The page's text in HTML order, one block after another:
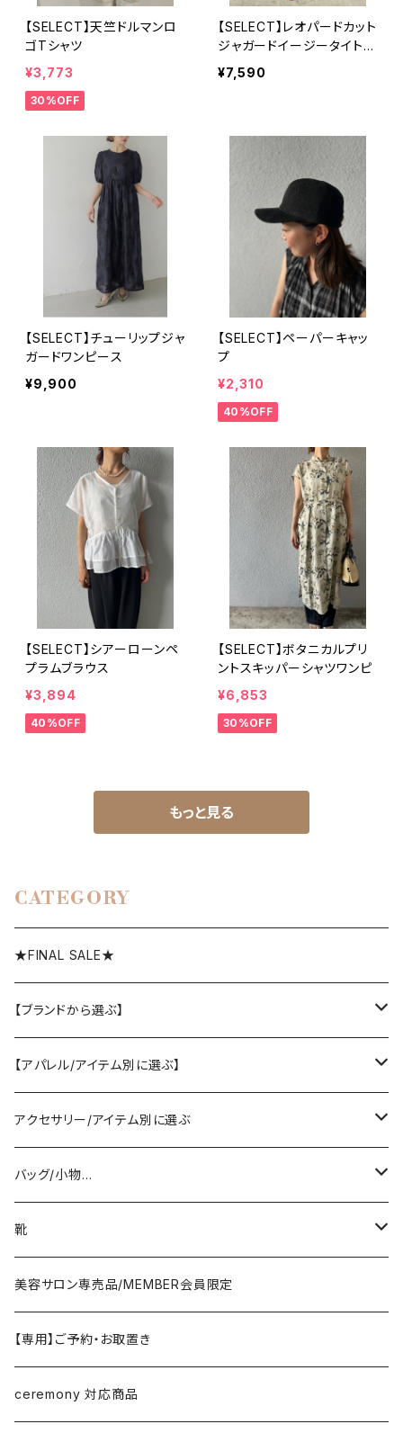
【SELECT】天竺ドルマンロ
ゴTシャツ
¥3,773
30%OFF
【SELECT】レオパードカット
ジャガードイージータイトス
カート
¥7,590
【SELECT】チューリップジャ
ガードワンピース
¥9,900
【SELECT】ペーパーキャッ
プ
¥2,310
40%OFF
【SELECT】シアーローンペ
プラムブラウス
¥3,894
40%OFF
【SELECT】ボタニカルプリ
ントスキッパーシャツワンピ
¥6,853
30%OFF
もっと見る
CATEGORY
★FINAL SALE★
【ブランドから選ぶ】
SELECT／ORIGINAL
PASSIONE/cafune
ヤマトドレス／dolly-sean／DONEEYU／他
lovint
RISLEY
CHIGNON／YENN／Mewl
LEMELANGE／ESPEYRAC
【アパレル/アイテム別に選ぶ】
outer
coat/down
jacket/blouson
tops
knit/sweat/parker
T-shirt/cutsew
bottom
denim
pants
one-piece/salopette
inner/underwear
アクセサリー/アイテム別に選ぶ
pierce/earring/ear cuff
necklace/top
ring
bracelet/anklet
hair accessory
バッグ/小物…
bag
stol・muffler・scarf
belt
hat・cap
靴
sandal
sneaker
loafer／flat shoes
美容サロン専売品/MEMBER会員限定
【専用】ご予約・お取置き
ceremony 対応商品